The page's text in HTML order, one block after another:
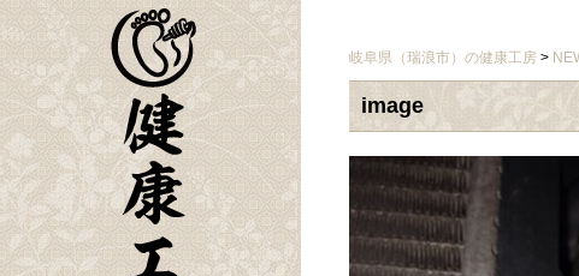
岐阜県（瑞浪市）の健康工房 >
image